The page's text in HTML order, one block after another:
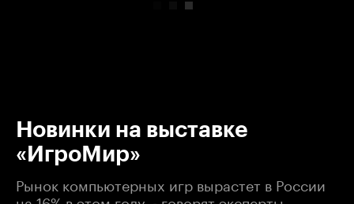
Новинки на выставке
«ИгроМир»
Рынок компьютерных игр вырастет в России